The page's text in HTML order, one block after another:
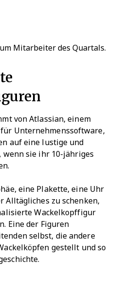
Mitarbeiter des Quartals.
von Atlassian, einem
Unternehmenssoftware,
auf eine lustige und
sie ihr 10-jähriges
eine Plakette, eine Uhr
Alltägliches zu schenken,
Wackelkopffigur
Eine der Figuren
selbst, die andere
gestellt und so